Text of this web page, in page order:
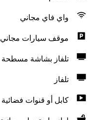
واي فاي مجاني
موقف سيارات مجاني
تلفاز بشاشة مسطحة
تلفاز
كابل أو قنوات فضائية